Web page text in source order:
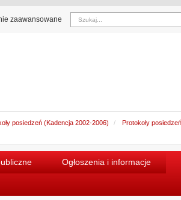
zaawansowane
posiedzeń (Kadencja 2002-2006)
Protokoły
Ogłoszenia i informacje